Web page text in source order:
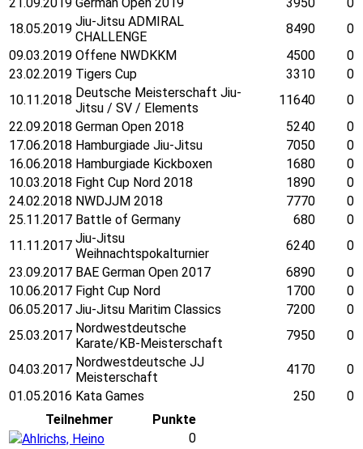
21.09.2019 German Open 2019 3950
0
18.05.2019 Jiu-Jitsu ADMIRAL
CHALLENGE
8490
0
09.03.2019 Offene NWDKKM 4500
0
23.02.2019 Tigers Cup 3310
0
10.11.2018 Deutsche Meisterschaft Jiu-
Jitsu / SV / Elements
11640
0
22.09.2018 German Open 2018 5240
0
17.06.2018 Hamburgiade Jiu-Jitsu 7050
0
16.06.2018 Hamburgiade Kickboxen 1680
0
10.03.2018 Fight Cup Nord 2018 1890
0
24.02.2018 NWDJJM 2018 7770
0
25.11.2017 Battle of Germany 680
0
11.11.2017 Jiu-Jitsu
Weihnachtspokalturnier
6240
0
23.09.2017 BAE German Open 2017 6890
0
10.06.2017 Fight Cup Nord 1700
0
06.05.2017 Jiu-Jitsu Maritim Classics 7200
0
25.03.2017 Nordwestdeutsche
Karate/KB-Meisterschaft
7950 0
04.03.2017 Nordwestdeutsche JJ
Meisterschaft
4170
0
01.05.2016 Kata Games 250
0
Teilnehmer
Punkte
Ahlrichs, Heino
0